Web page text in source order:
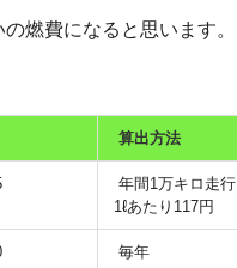
燃費になると思います。
算出方法
年間1万キロ走行
1ℓあたり117円
毎年